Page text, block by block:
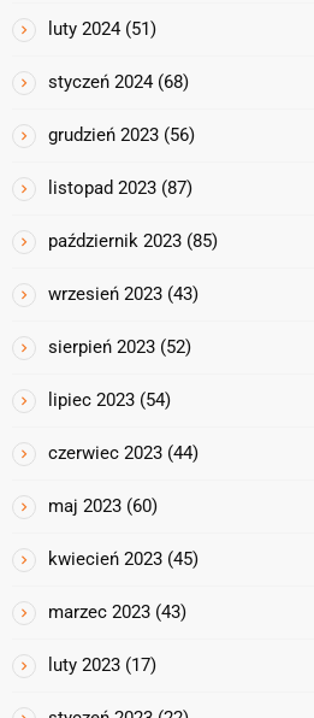
luty 2024 (51)
styczeń 2024 (68)
grudzień 2023 (56)
listopad 2023 (87)
październik 2023 (85)
wrzesień 2023 (43)
sierpień 2023 (52)
lipiec 2023 (54)
czerwiec 2023 (44)
maj 2023 (60)
kwiecień 2023 (45)
marzec 2023 (43)
luty 2023 (17)